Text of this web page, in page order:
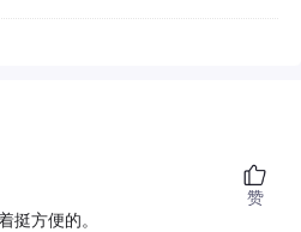
挺方便的。
赞